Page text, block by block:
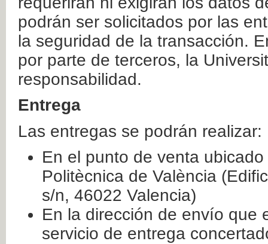
podrán ser solicitados por las
la seguridad de la transacción.
por parte de terceros, la
responsabilidad.
Entrega
Las entregas se podrán realizar:
En el punto de venta
Politècnica de València
s/n, 46022 Valencia)
En la dirección de envío que
servicio de entrega